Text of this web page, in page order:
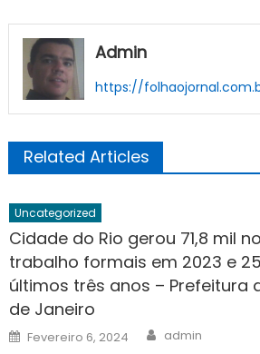
Admin
https://
Related Articles
Uncategorized
Cidade do Rio gerou 71,8 mil
trabalho formais em 2023 e
últimos três anos – Prefeitura
de Janeiro
Posted
on
Fevereiro 6, 2024 Author
admin